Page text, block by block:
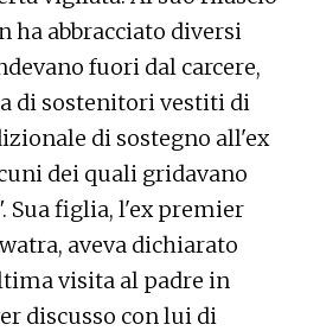
ha abbracciato diversi
fuori dal carcere,
di sostenitori vestiti di
di sostegno all'ex
dei quali gridavano
Sua figlia, l'ex premier
aveva dichiarato
visita al padre in
discusso con lui di